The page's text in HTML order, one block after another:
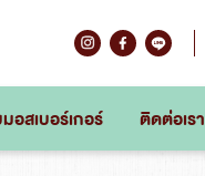
อสเบอร์เกอร์ ติดต่อเรา